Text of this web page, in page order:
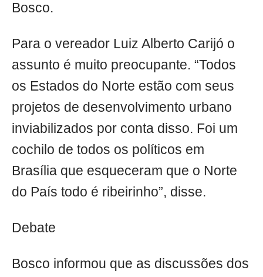
Bosco.
Para o vereador Luiz Alberto Carijó o
assunto é muito preocupante. “Todos
os Estados do Norte estão com seus
projetos de desenvolvimento urbano
inviabilizados por conta disso. Foi um
cochilo de todos os políticos em
Brasília que esqueceram que o Norte
do País todo é ribeirinho”, disse.
Debate
Bosco informou que as discussões dos